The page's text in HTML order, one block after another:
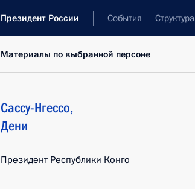
Президент России События Структура
Материалы по выбранной персоне
Сассу-Нгессо,
Дени
Президент Республики Конго